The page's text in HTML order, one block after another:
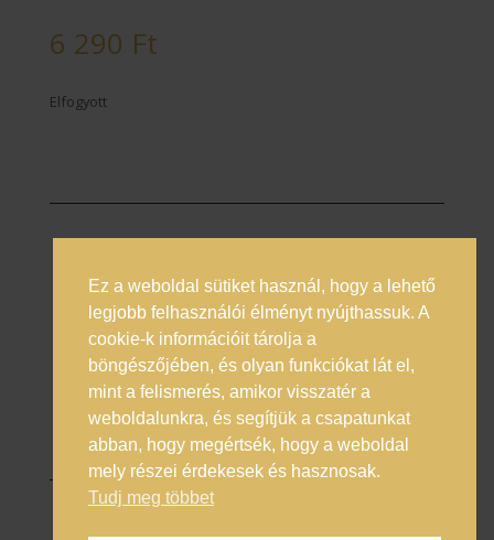
6 290 Ft
Elfogyott
Prémium italok magyarországi nagykövete
Általános Szerződési Feltételek
Adatkezelési Tájékoztató
Online vitarendezés
© 2025 Enero Trade Kft.
Ez a weboldal sütiket használ, hogy a lehető
legjobb felhasználói élményt nyújthassuk. A
cookie-k információit tárolja a
böngészőjében, és olyan funkciókat lát el,
mint a felismerés, amikor visszatér a
weboldalunkra, és segítjük a csapatunkat
abban, hogy megértsék, hogy a weboldal
mely részei érdekesek és hasznosak.
Tudj meg többet